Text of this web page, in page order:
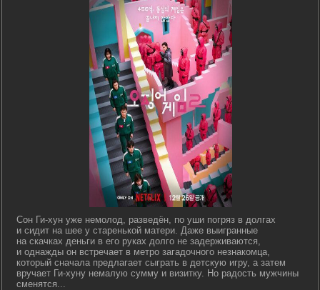
Сон Ги-хун уже немолод, разведён, по уши погряз в долгах
и сидит на шее у старенькой матери. Даже выигранные
на скачках деньги в его руках долго не задерживаются,
и однажды он встречает в метро загадочного незнакомца,
который сначала предлагает сыграть в детскую игру, а затем
вручает Ги-хуну немалую сумму и визитку. Но радость мужчины
сменятся...